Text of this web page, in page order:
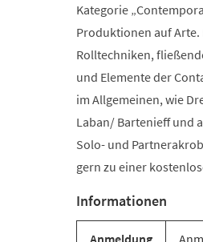
Kategorie
Produktionen auf Arte.
Rolltechniken,
und Elemente der
im Allgemeinen, wie
Laban/ Bartenieff und
Solo- und
gern zu einer
Informationen
Anmeldung